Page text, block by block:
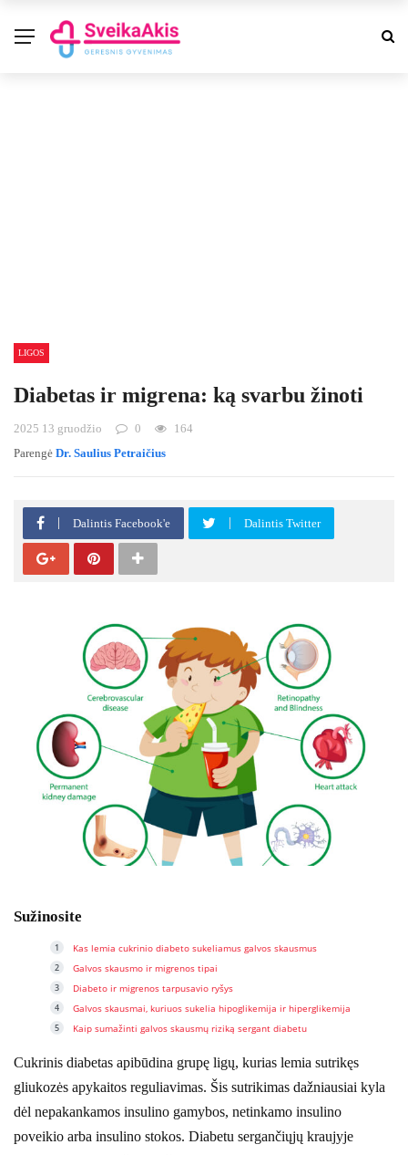
LIGOS
Diabetas ir migrena: ką svarbu žinoti
2025 13 gruodžio 0
164
Parengė Dr. Saulius Petraičius
Dalintis Facebook'e Dalintis Twitter
Sužinosite
Kas lemia cukrinio diabeto sukeliamus galvos skausmus
Galvos skausmo ir migrenos tipai
Diabeto ir migrenos tarpusavio ryšys
Galvos skausmai, kuriuos sukelia hipoglikemija ir hiperglikemija
Kaip sumažinti galvos skausmų riziką sergant diabetu
Cukrinis diabetas apibūdina grupę ligų, kurias lemia sutrikęs
gliukozės apykaitos reguliavimas. Šis sutrikimas dažniausiai kyla
dėl nepakankamos insulino gamybos, netinkamo insulino
poveikio arba insulino stokos. Diabetu sergančiųjų kraujyje